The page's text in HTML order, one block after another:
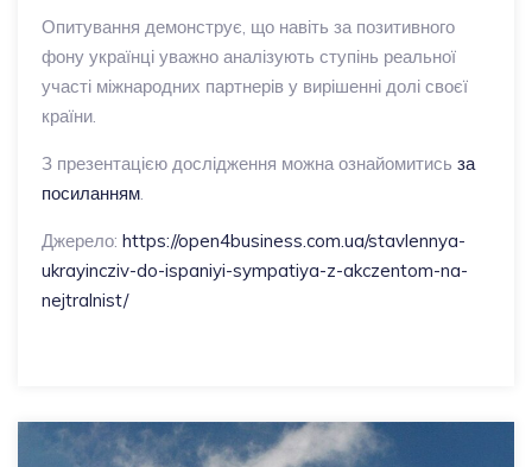
Опитування демонструє, що навіть за позитивного
фону українці уважно аналізують ступінь реальної
участі міжнародних партнерів у вирішенні долі своєї
країни.
З презентацією дослідження можна ознайомитись за
посиланням.
Джерело: https://open4business.com.ua/stavlennya-
ukrayincziv-do-ispaniyi-sympatiya-z-akczentom-na-
nejtralnist/